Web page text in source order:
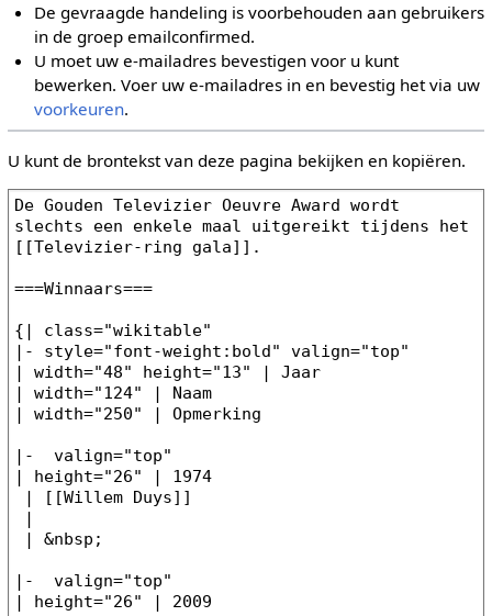
De gevraagde handeling is voorbehouden aan gebruikers
in de groep emailconfirmed.
U moet uw e-mailadres bevestigen voor u kunt
bewerken. Voer uw e-mailadres in en bevestig het via uw
voorkeuren.
U kunt de brontekst van deze pagina bekijken en kopiëren.